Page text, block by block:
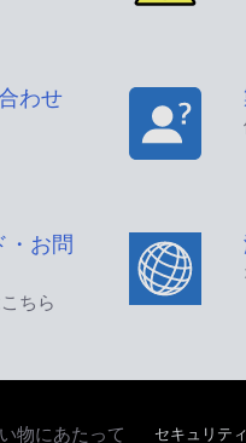
わせ
・お問
ちら
物にあたって セキュリテ